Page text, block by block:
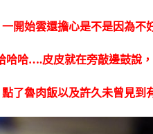
一開始雲還擔心是不是因為不
哈哈….皮皮就在旁敲邊鼓說
點了魯肉飯以及許久未曾見到